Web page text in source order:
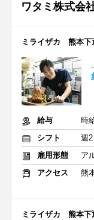
ワタミ株式会
ミライザカ 熊本下
給与
時
シフト
週
雇用形態
ア
アクセス
熊
ミライザカ 熊本下